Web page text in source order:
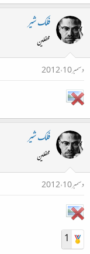
فلک شیر
محفلین
دسمبر 10، 2012
فلک شیر
محفلین
دسمبر 10، 2012
1